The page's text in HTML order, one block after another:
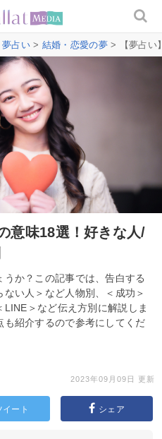
夢占い> 結婚・恋愛の夢> 【夢占い
意味18選！好きな人/
か？この記事では、告白する
い人＞など人物別、＜成功＞
＞など伝え方別に解説しま
紹介するので参考にしてくだ
2023年09月09日 更新
イート シェア